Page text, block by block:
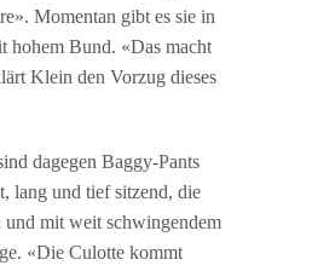
Momentan gibt es sie in
hohem Bund. «Das macht
Klein den Vorzug dieses
dagegen Baggy-Pants
lang und tief sitzend, die
und mit weit schwingendem
«Die Culotte kommt